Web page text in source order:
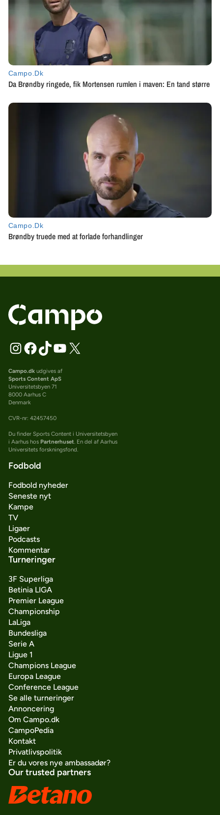
Campo.dkudgives af
Sports Content ApS
Universitetsbyen 71
8000 Aarhus C
Denmark
CVR-nr: 42457450
Du finder Sports Content i Universitetsbyen
i Aarhus hos Partnerhuset . En del af Aarhus
Universitets forskningsfond.
Fodbold
Fodbold nyheder
Seneste nyt
Kampe
TV
Ligaer
Podcasts
Kommentar
Turneringer
3F Superliga
Betinia LIGA
Premier League
Championship
LaLiga
Bundesliga
Serie A
Ligue 1
Champions League
Europa League
Conference League
Se alle turneringer
Annoncering
Om Campo.dk
CampoPedia
Kontakt
Privatlivspolitik
Er du vores nye ambassadør?
Our trusted partners